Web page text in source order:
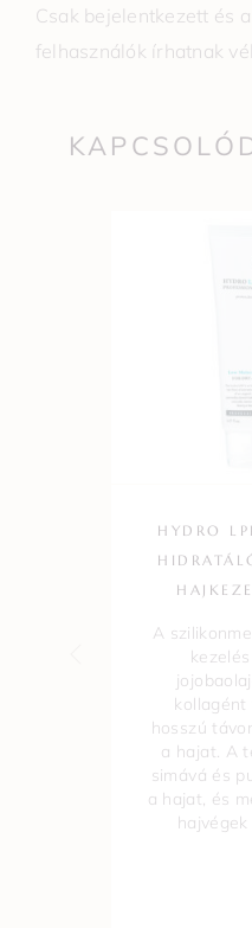
Csak bejelentkezett és
felhasználók írhatnak
HYDRO
A
kollagént
hosszú
a hajat. A
simává és
a hajat, és